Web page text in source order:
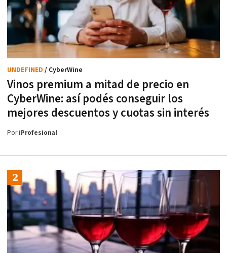
Vinos premium a mitad de precio en
CyberWine: así podés conseguir los
mejores descuentos y cuotas sin interés
UNDEFINED / CyberWine
PoriProfesional